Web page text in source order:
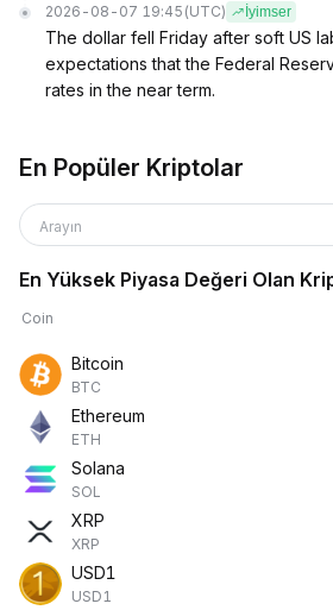
2026-08-07 19:45 (UTC) İyimser
The dollar fell Friday after soft US
expectations that the Federal
rates in the near term.
En Popüler Kriptolar
Arayın
En Yüksek Piyasa Değeri Olan
Coin
Bitcoin
BTC
Ethereum
ETH
Solana
SOL
XRP
XRP
USD1
USD1